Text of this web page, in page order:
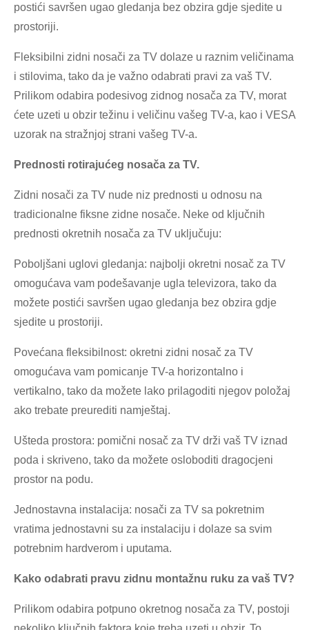
postići savršen ugao gledanja bez obzira gdje sjedite u
prostoriji.
Fleksibilni zidni nosači za TV dolaze u raznim veličinama
i stilovima, tako da je važno odabrati pravi za vaš TV.
Prilikom odabira podesivog zidnog nosača za TV, morat
ćete uzeti u obzir težinu i veličinu vašeg TV-a, kao i VESA
uzorak na stražnjoj strani vašeg TV-a.
Prednosti rotirajućeg nosača za TV.
Zidni nosači za TV nude niz prednosti u odnosu na
tradicionalne fiksne zidne nosače. Neke od ključnih
prednosti okretnih nosača za TV uključuju:
Poboljšani uglovi gledanja: najbolji okretni nosač za TV
omogućava vam podešavanje ugla televizora, tako da
možete postići savršen ugao gledanja bez obzira gdje
sjedite u prostoriji.
Povećana fleksibilnost: okretni zidni nosač za TV
omogućava vam pomicanje TV-a horizontalno i
vertikalno, tako da možete lako prilagoditi njegov položaj
ako trebate preurediti namještaj.
Ušteda prostora: pomični nosač za TV drži vaš TV iznad
poda i skriveno, tako da možete osloboditi dragocjeni
prostor na podu.
Jednostavna instalacija: nosači za TV sa pokretnim
vratima jednostavni su za instalaciju i dolaze sa svim
potrebnim hardverom i uputama.
Kako odabrati pravu zidnu montažnu ruku za vaš TV?
Prilikom odabira potpuno okretnog nosača za TV, postoji